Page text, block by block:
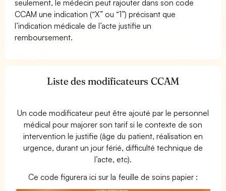
seulement, le médecin peut rajouter dans son code
CCAM une indication (“X” ou “1”) précisant que
l’indication médicale de l’acte justifie un
remboursement.
Liste des modificateurs CCAM
Un code modificateur peut être ajouté par le personnel
médical pour majorer son tarif si le contexte de son
intervention le justifie (âge du patient, réalisation en
urgence, durant un jour férié, difficulté technique de
l’acte, etc).
Ce code figurera ici sur la feuille de soins papier :